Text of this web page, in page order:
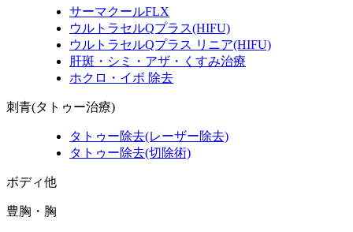
サーマクールFLX
ウルトラセルQプラス(HIFU)
ウルトラセルQプラス リニア(HIFU)
肝斑・シミ・アザ・くすみ治療
ホクロ・イボ 除去
刺青(タトゥー治療)
タトゥー除去(レーザー除去)
タトゥー除去(切除術)
ボディ他
豊胸・胸